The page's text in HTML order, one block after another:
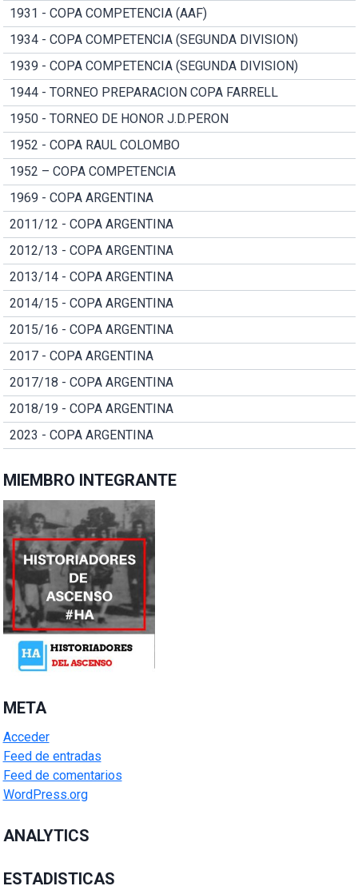
1931 - COPA COMPETENCIA (AAF)
1934 - COPA COMPETENCIA (SEGUNDA DIVISION)
1939 - COPA COMPETENCIA (SEGUNDA DIVISION)
1944 - TORNEO PREPARACION COPA FARRELL
1950 - TORNEO DE HONOR J.D.PERON
1952 - COPA RAUL COLOMBO
1952 – COPA COMPETENCIA
1969 - COPA ARGENTINA
2011/12 - COPA ARGENTINA
2012/13 - COPA ARGENTINA
2013/14 - COPA ARGENTINA
2014/15 - COPA ARGENTINA
2015/16 - COPA ARGENTINA
2017 - COPA ARGENTINA
2017/18 - COPA ARGENTINA
2018/19 - COPA ARGENTINA
2023 - COPA ARGENTINA
MIEMBRO INTEGRANTE
META
Acceder
Feed de entradas
Feed de comentarios
WordPress.org
ANALYTICS
ESTADISTICAS